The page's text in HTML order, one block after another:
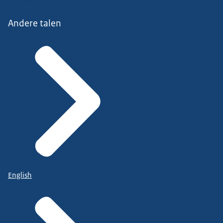
en ook hoe je komt tot nieuwe keuzes.
organisatiemodellen
en ik rond het webinar af met een afsluiting.
Graag neem ik u mee in het doel van de
handreiking.
De beweging die moet worden gemaakt op het
terrein van de Participatiewet
en in de sociale infrastructuur van de
hebben.
Graag neem ik u mee in het doel van de
Andere talen
English